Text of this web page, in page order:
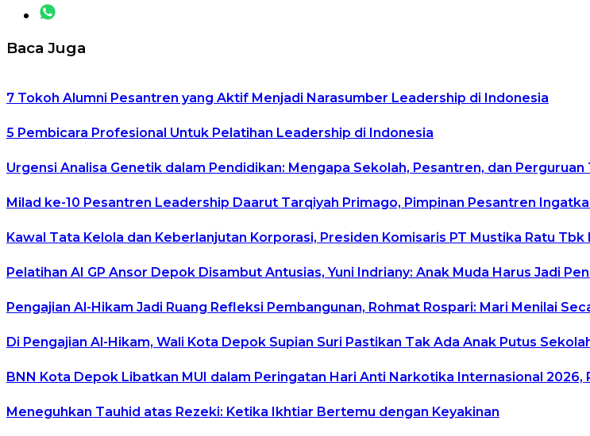
Baca Juga
7 Tokoh Alumni Pesantren yang Aktif Menjadi Narasumber Leadership di Indonesia
5 Pembicara Profesional Untuk Pelatihan Leadership di Indonesia
Urgensi Analisa Genetik dalam Pendidikan: Mengapa Sekolah, Pesantren, dan Perguruan
Milad ke-10 Pesantren Leadership Daarut Tarqiyah Primago, Pimpinan Pesantren
Kawal Tata Kelola dan Keberlanjutan Korporasi, Presiden Komisaris PT Mustika Ratu Tbk
Pelatihan AI GP Ansor Depok Disambut Antusias, Yuni Indriany: Anak Muda Harus Jadi
Pengajian Al-Hikam Jadi Ruang Refleksi Pembangunan, Rohmat Rospari: Mari Menilai
Di Pengajian Al-Hikam, Wali Kota Depok Supian Suri Pastikan Tak Ada Anak Putus
BNN Kota Depok Libatkan MUI dalam Peringatan Hari Anti Narkotika Internasional
Meneguhkan Tauhid atas Rezeki: Ketika Ikhtiar Bertemu dengan Keyakinan